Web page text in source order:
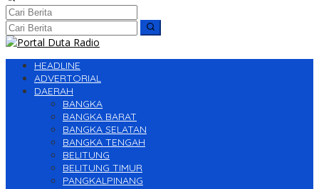
HEADLINE
ADVERTORIAL
DAERAH
BANGKA
BANGKA BARAT
BANGKA SELATAN
BANGKA TENGAH
BELITUNG
BELITUNG TIMUR
PANGKALPINANG